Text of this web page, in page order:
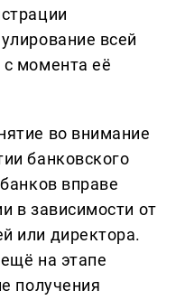
всей
с момента её
во внимание
банковского
вправе
в зависимости от
или директора.
на этапе
получения